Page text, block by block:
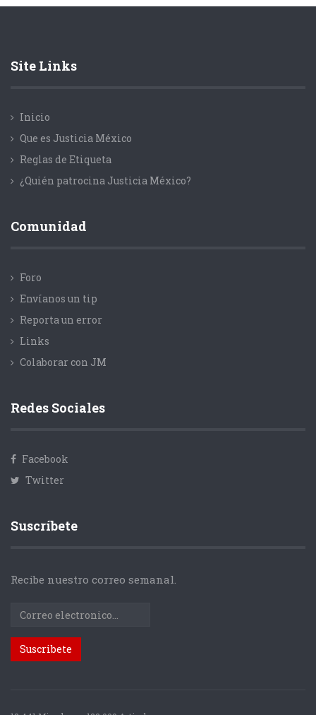
Site Links
Inicio
Que es Justicia México
Reglas de Etiqueta
¿Quién patrocina Justicia México?
Comunidad
Foro
Envíanos un tip
Reporta un error
Links
Colaborar con JM
Redes Sociales
Facebook
Twitter
Suscríbete
Recibe nuestro correo semanal.